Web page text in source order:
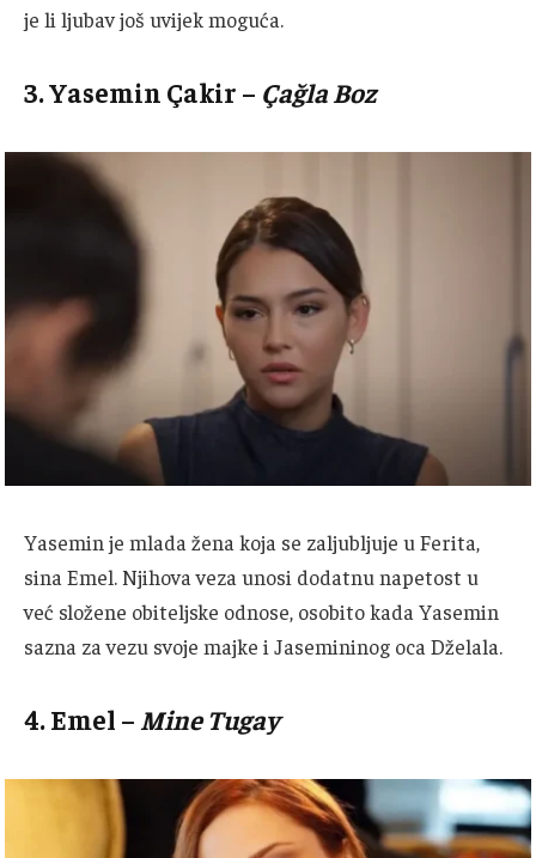
je li ljubav još uvijek moguća.
3.Yasemin Çakir – Çağla Boz
Yasemin je mlada žena koja se zaljubljuje u Ferita,
sina Emel. Njihova veza unosi dodatnu napetost u
već složene obiteljske odnose, osobito kada Yasemin
sazna za vezu svoje majke i Jasemininog oca Dželala.
4.Emel – Mine Tugay